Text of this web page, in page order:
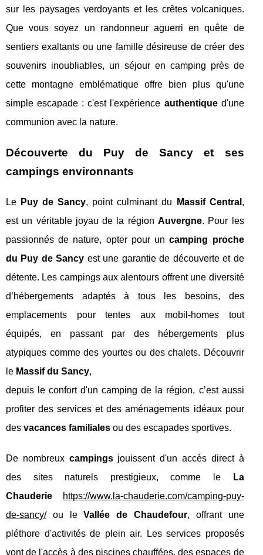
sur les paysages verdoyants et les crêtes volcaniques.
Que vous soyez un randonneur aguerri en quête de
sentiers exaltants ou une famille désireuse de créer des
souvenirs inoubliables, un séjour en camping près de
cette montagne emblématique offre bien plus qu'une
simple escapade : c'est l'expérience authentiqued'une
communion avec la nature.
Découverte du Puy de Sancy et ses
campings environnants
Le Puy de Sancy, point culminant du Massif Central ,
est un véritable joyau de la régionAuvergne. Pour les
passionnés de nature, opter pour uncamping proche
du Puy de Sancy est une garantie de découverte et de
détente. Les campings aux alentours offrent une diversité
d’hébergements adaptés à tous les besoins, des
emplacements pour tentes aux mobil-homes tout
équipés, en passant par des hébergements plus
atypiques comme des yourtes ou des chalets. Découvrir
le Massif du Sancy,
depuis le confort d'un camping de la région, c’est aussi
profiter des services et des aménagements idéaux pour
des vacances familiales ou des escapades sportives.
De nombreux campingsjouissent d'un accès direct à
des sites naturels prestigieux, comme le
La
Chauderie
https://www.la-chauderie.com/camping-puy-
de-sancy/ou leVallée de Chaudefour, offrant une
pléthore d'activités de plein air. Les services proposés
vont de l'accès à des piscines chauffées, des espaces de